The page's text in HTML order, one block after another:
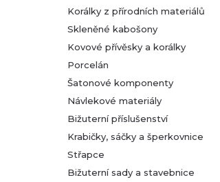
n
n
í
p
a
n
Korálky z přírodních materiálů
Skleněné kabošony
Kovové přívěsky a korálky
Porcelán
Šatonové komponenty
Návlekové materiály
Bižuterní příslušenství
Krabičky, sáčky a šperkovnice
Střapce
Bižuterní sady a stavebnice